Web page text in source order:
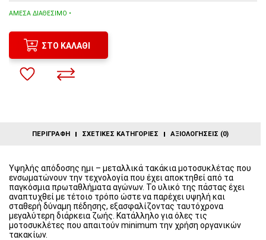
ΆΜΕΣΑ ΔΙΑΘΈΣΙΜΟ •
ΣΤΟ ΚΑΛΆΘΙ
ΠΕΡΙΓΡΑΦΉ ΣΧΕΤΙΚΈΣ ΚΑΤΗΓΟΡΊΕΣ ΑΞΙΟΛΟΓΉΣΕΙΣ (0)
Υψηλής απόδοσης ημι – μεταλλικά τακάκια μοτοσυκλέτας που
ενσωματώνουν την τεχνολογία που έχει αποκτηθεί από τα
παγκόσμια πρωταθλήματα αγώνων. Το υλικό της πάστας έχει
αναπτυχθεί με τέτοιο τρόπο ώστε να παρέχει υψηλή και
σταθερή δύναμη πέδησης, εξασφαλίζοντας ταυτόχρονα
μεγαλύτερη διάρκεια ζωής. Κατάλληλο για όλες τις
μοτοσυκλέτες που απαιτούν minimum την χρήση οργανικών
τακακίων.